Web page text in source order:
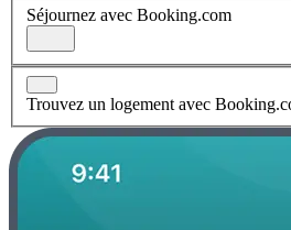
Séjournez avec Booking.com
Trouvez un logement avec